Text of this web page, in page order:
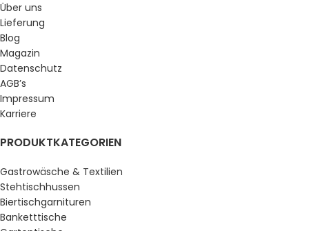
Über uns
Lieferung
Blog
Magazin
Datenschutz
AGB’s
Impressum
Karriere
PRODUKTKATEGORIEN
Gastrowäsche & Textilien
Stehtischhussen
Biertischgarnituren
Banketttische